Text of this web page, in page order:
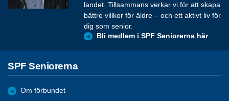
landet. Tillsammans verkar vi för att skapa
bättre villkor för äldre – och ett aktivt liv för
dig som senior.
Bli medlem i SPF Seniorerna här
SPF Seniorerna
Om förbundet